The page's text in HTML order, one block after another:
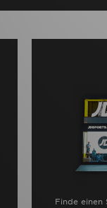
Finde einen